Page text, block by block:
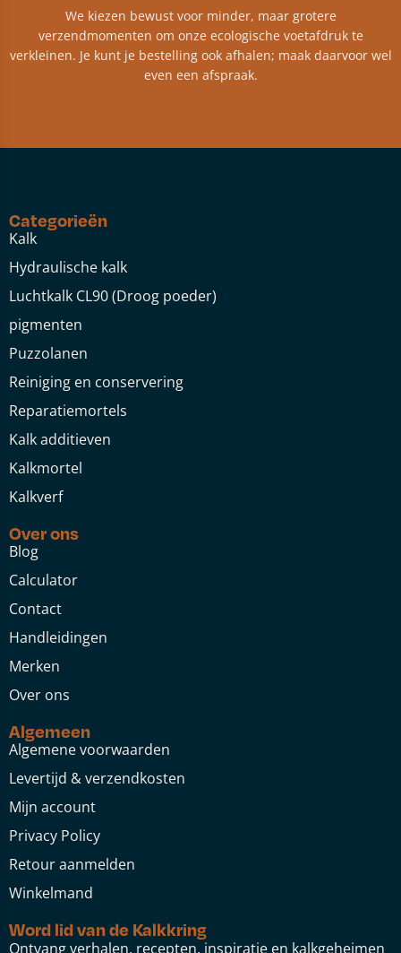
We kiezen bewust voor minder, maar grotere
verzendmomenten om onze ecologische voetafdruk te
verkleinen. Je kunt je bestelling ook afhalen; maak daarvoor wel
even een afspraak.
Categorieën
Kalk
Hydraulische kalk
Luchtkalk CL90 (Droog poeder)
pigmenten
Puzzolanen
Reiniging en conservering
Reparatiemortels
Kalk additieven
Kalkmortel
Kalkverf
Over ons
Blog
Calculator
Contact
Handleidingen
Merken
Over ons
Algemeen
Algemene voorwaarden
Levertijd & verzendkosten
Mijn account
Privacy Policy
Retour aanmelden
Winkelmand
Word lid van de Kalkkring
Ontvang verhalen, recepten, inspiratie en kalkgeheimen